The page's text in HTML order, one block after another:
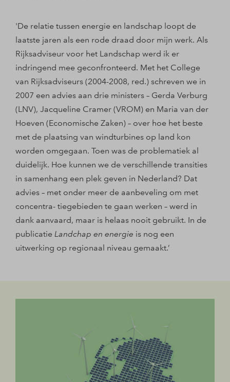
'De relatie tussen energie en landschap loopt de
laatste jaren als een rode draad door mijn werk. Als
Rijksadviseur voor het Landschap werd ik er
indringend mee geconfronteerd. Met het College
van Rijksadviseurs (2004-2008, red.) schreven we in
2007 een advies aan drie ministers – Gerda Verburg
(LNV), Jacqueline Cramer (VROM) en Maria van der
Hoeven (Economische Zaken) – over hoe het beste
met de plaatsing van windturbines op land kon
worden omgegaan. Toen was de problematiek al
duidelijk. Hoe kunnen we de verschillende transities
in samenhang een plek geven in Nederland? Dat
advies – met onder meer de aanbeveling om met
concentra- tiegebieden te gaan werken – werd in
dank aanvaard, maar is helaas nooit gebruikt. In de
publicatie Landchap en energie is nog een
uitwerking op regionaal niveau gemaakt.’